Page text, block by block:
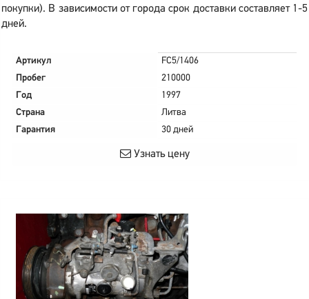
покупки). В зависимости от города срок доставки составляет 1-5
дней.
Артикул
FC5/1406
Пробег
210000
Год
1997
Страна
Литва
Гарантия
30 дней
Узнать цену